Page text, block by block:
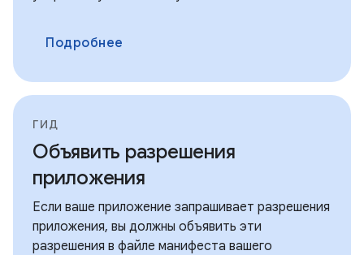
Подробнее
ГИД
Объявить разрешения
приложения
Если ваше приложение запрашивает разрешения
приложения, вы должны объявить эти
разрешения в файле манифеста вашего